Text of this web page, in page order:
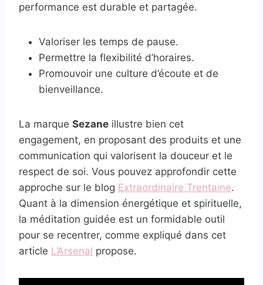
performance est durable et partagée.
Valoriser les temps de pause.
Permettre la flexibilité d’horaires.
Promouvoir une culture d’écoute et de
bienveillance.
La marque Sezane illustre bien cet
engagement, en proposant des produits et une
communication qui valorisent la douceur et le
respect de soi. Vous pouvez approfondir cette
approche sur le blog Extraordinaire Trentaine.
Quant à la dimension énergétique et spirituelle,
la méditation guidée est un formidable outil
pour se recentrer, comme expliqué dans cet
article L’Arsenal propose.